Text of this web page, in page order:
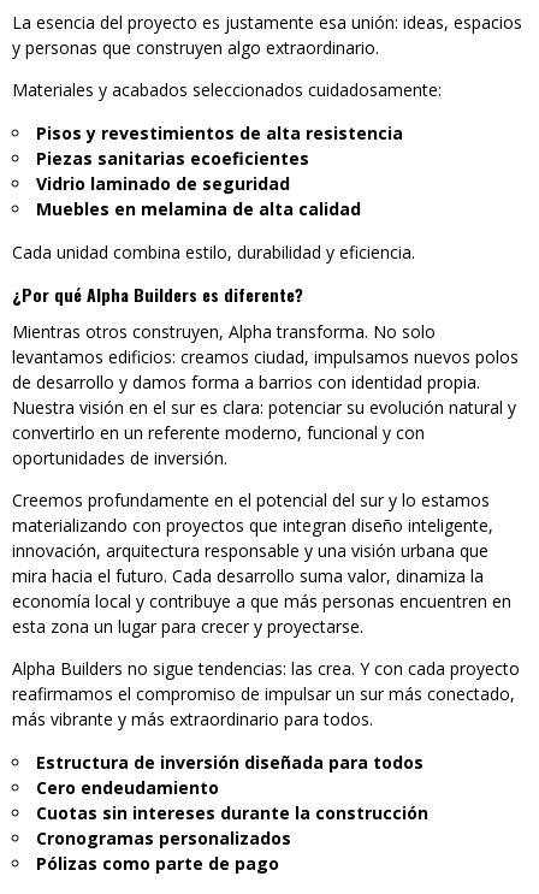
La esencia del proyecto es justamente esa unión: ideas, espacios
y personas que construyen algo extraordinario.
Materiales y acabados seleccionados cuidadosamente:
Pisos y revestimientos de alta resistencia
Piezas sanitarias ecoeficientes
Vidrio laminado de seguridad
Muebles en melamina de alta calidad
Cada unidad combina estilo, durabilidad y eficiencia.
¿Por qué Alpha Builders es diferente?
Mientras otros construyen, Alpha transforma. No solo
levantamos edificios: creamos ciudad, impulsamos nuevos polos
de desarrollo y damos forma a barrios con identidad propia.
Nuestra visión en el sur es clara: potenciar su evolución natural y
convertirlo en un referente moderno, funcional y con
oportunidades de inversión.
Creemos profundamente en el potencial del sur y lo estamos
materializando con proyectos que integran diseño inteligente,
innovación, arquitectura responsable y una visión urbana que
mira hacia el futuro. Cada desarrollo suma valor, dinamiza la
economía local y contribuye a que más personas encuentren en
esta zona un lugar para crecer y proyectarse.
Alpha Builders no sigue tendencias: las crea. Y con cada proyecto
reafirmamos el compromiso de impulsar un sur más conectado,
más vibrante y más extraordinario para todos.
Estructura de inversión diseñada para todos
Cero endeudamiento
Cuotas sin intereses durante la construcción
Cronogramas personalizados
Pólizas como parte de pago